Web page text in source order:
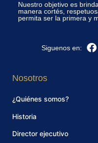
Nuestro objetivo es
manera cortés,
permita ser la primera y
Siguenos en:
Nosotros
¿Quiénes somos?
Historia
Director ejecutivo